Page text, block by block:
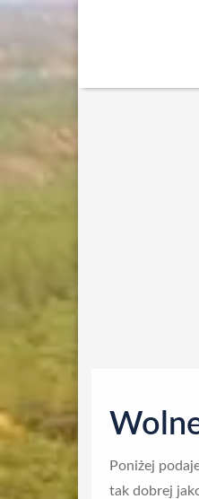
Poniżej
tak dobrej